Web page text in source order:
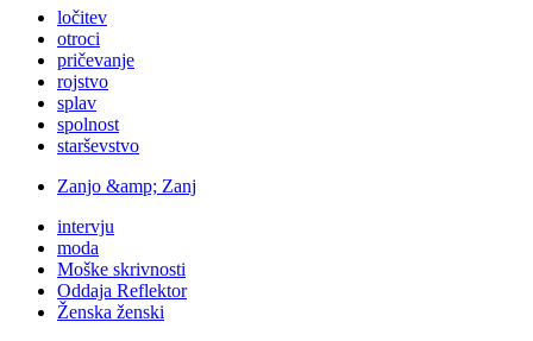
ločitev
otroci
pričevanje
rojstvo
splav
spolnost
starševstvo
Zanjo &amp; Zanj
intervju
moda
Moške skrivnosti
Oddaja Reflektor
Ženska ženski